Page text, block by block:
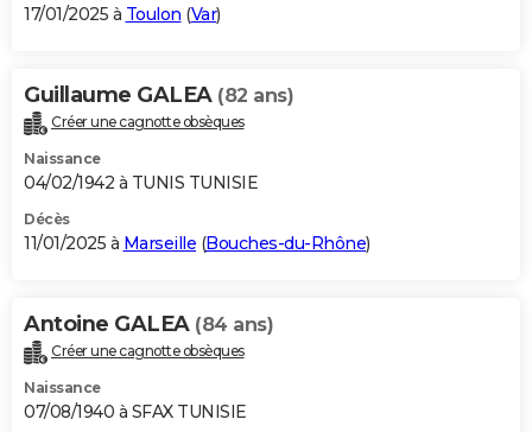
17/01/2025 à Toulon (Var)
Guillaume GALEA (82 ans)
Créer une cagnotte obsèques
Naissance
04/02/1942 à TUNIS TUNISIE
Décès
11/01/2025 à Marseille (Bouches-du-Rhône)
Antoine GALEA (84 ans)
Créer une cagnotte obsèques
Naissance
07/08/1940 à SFAX TUNISIE